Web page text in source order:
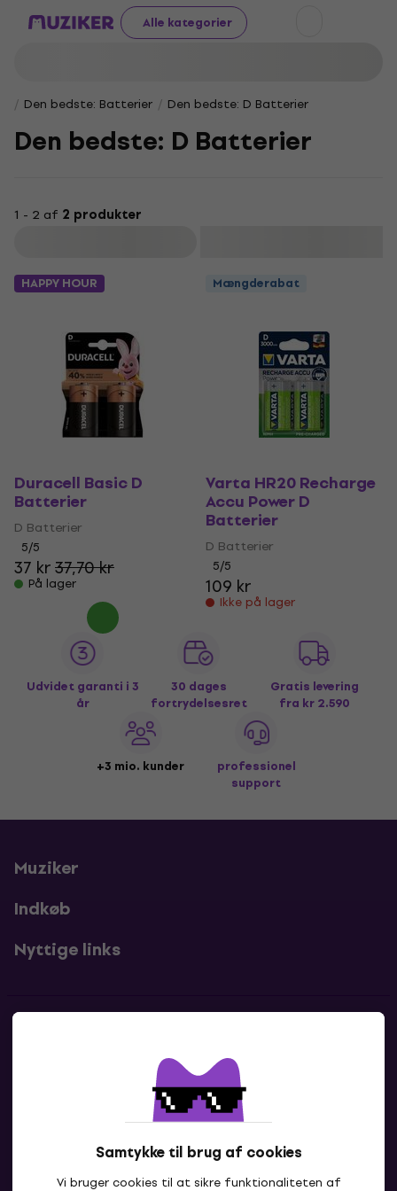
Alle kategorier
Samtykke til brug af cookies
Vi bruger cookies til at sikre funktionaliteten af
Den bedste: Batterier Den bedste: D Batterier
Den bedste: D Batterier
1 - 2 af 2 produkter
HAPPY HOUR
Duracell Basic D
Batterier
D Batterier
5/5
37 kr37,70 kr
På lager
Mængderabat
Varta HR20 Recharge
Accu Power D
Batterier
D Batterier
5/5
109 kr
Ikke på lager
Udvidet garanti i 3
år
30 dages
fortrydelsesret
Gratis levering
fra kr 2.590
+3 mio. kunder
professionel
support
Muziker
Indkøb
Nyttige links
Kontakt os